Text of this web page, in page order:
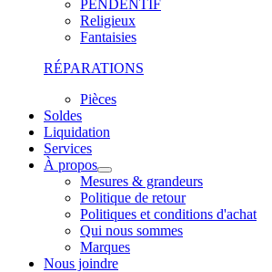
PENDENTIF
Religieux
Fantaisies
RÉPARATIONS
Pièces
Soldes
Liquidation
Services
À propos
Mesures & grandeurs
Politique de retour
Politiques et conditions d'achat
Qui nous sommes
Marques
Nous joindre